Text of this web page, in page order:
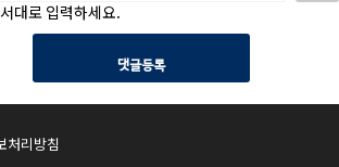
대로 입력하세요.
댓글등록
처리방침